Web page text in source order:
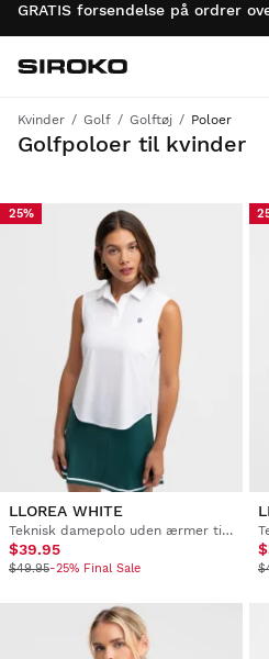
GRATIS forsendelse på ordrer
Gå til
Siroko.com
Kvinder Golf Golftøj Poloer
Golfpoloer til kvinder
Maksimal performance i stil og komfort
25%
LLOREA WHITE
Teknisk damepolo uden ærmer til golf
$39.95
$49.95-25% Final Sale